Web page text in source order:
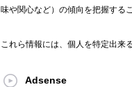
味や関心など）の傾向を把握する
これら情報には、個人を特定出来
Adsense